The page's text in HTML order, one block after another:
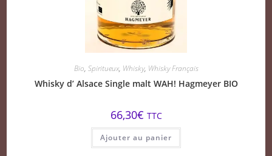
Bio, Spiritueux, Whisky, Whisky Français
Whisky d’ Alsace Single malt WAH! Hagmeyer BIO
66,30€ TTC
Ajouter au panier